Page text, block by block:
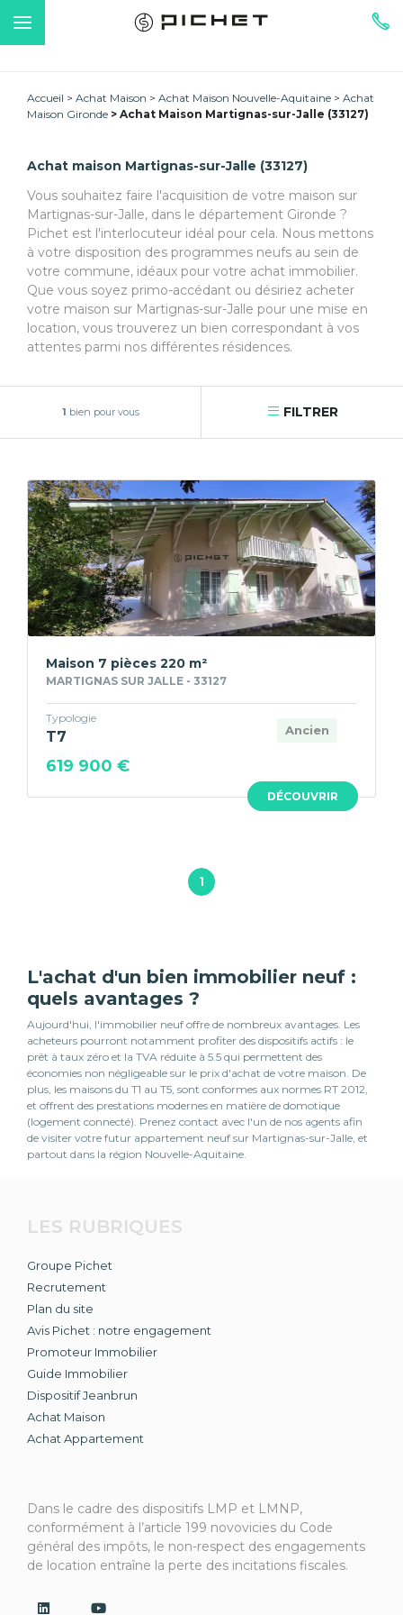
Accueil Achat Maison Achat Maison Nouvelle-Aquitaine
Achat
Maison Gironde
Achat Maison Martignas-sur-Jalle (33127)
Achat maison Martignas-sur-Jalle (33127)
Vous souhaitez faire l'acquisition de votre maison sur
Martignas-sur-Jalle, dans le département Gironde ?
Pichet est l'interlocuteur idéal pour cela. Nous mettons
à votre disposition des programmes neufs au sein de
votre commune, idéaux pour votre achat immobilier.
Que vous soyez primo-accédant ou désiriez acheter
votre maison sur Martignas-sur-Jalle pour une mise en
location, vous trouverez un bien correspondant à vos
attentes parmi nos différentes résidences.
1 bien pour vous FILTRER
DÉCOUVRIR
Maison 7 pièces 220 m²
MARTIGNAS SUR JALLE - 33127
Ancien
Typologie
T7
619 900 €
1
L'achat d'un bien immobilier neuf :
quels avantages ?
Aujourd'hui, l'immobilier neuf offre de nombreux avantages. Les
acheteurs pourront notamment profiter des dispositifs actifs : le
prêt à taux zéro et la TVA réduite à 5.5 qui permettent des
économies non négligeable sur le prix d'achat de votre maison. De
plus, les maisons du T1 au T5, sont conformes aux normes RT 2012,
et offrent des prestations modernes en matière de domotique
(logement connecté). Prenez contact avec l'un de nos agents afin
de visiter votre futur appartement neuf sur Martignas-sur-Jalle, et
partout dans la région Nouvelle-Aquitaine.
LES RUBRIQUES
Groupe Pichet
Recrutement
Plan du site
Avis Pichet : notre engagement
Promoteur Immobilier
Guide Immobilier
Dispositif Jeanbrun
Achat Maison
Achat Appartement
Dans le cadre des dispositifs LMP et LMNP,
conformément à l’article 199 novovicies du Code
général des impôts, le non-respect des engagements
de location entraîne la perte des incitations fiscales.